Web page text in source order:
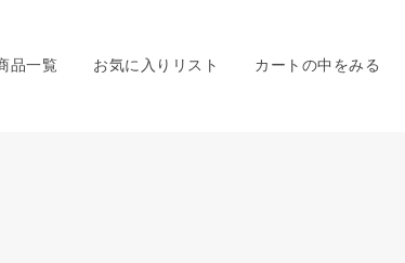
品一覧 お気に入りリスト カートの中をみる